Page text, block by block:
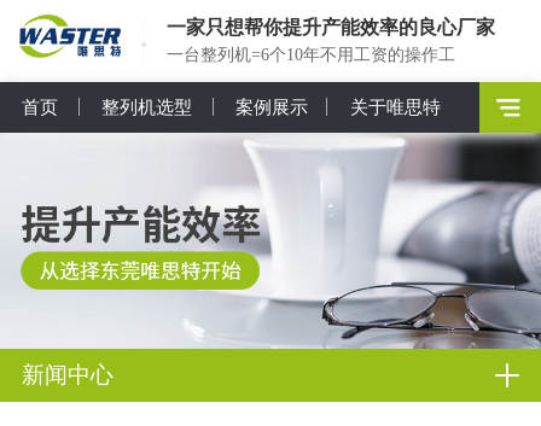
一家只想帮你提升产能效率的良心厂家
一台整列机=6个10年不用工资的操作工
首页 整列机选型 案例展示 关于唯思特
新闻中心